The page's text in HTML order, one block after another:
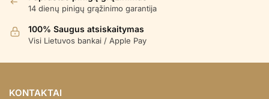
14 dienų pinigų grąžinimo garantija
100% Saugus atsiskaitymas
Visi Lietuvos bankai / Apple Pay
KONTAKTAI